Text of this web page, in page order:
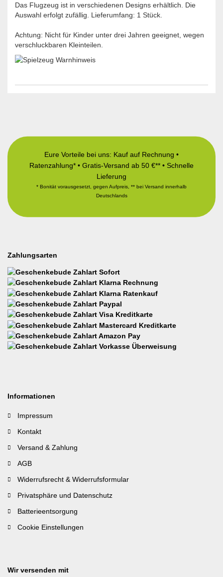
Das Flugzeug ist in verschiedenen Designs erhältlich. Die
Auswahl erfolgt zufällig. Lieferumfang: 1 Stück.
Achtung: Nicht für Kinder unter drei Jahren geeignet, wegen
verschluckbaren Kleinteilen.
Eure Vorteile bei uns: Kauf auf Rechnung •
Ratenzahlung* • Gratis-Versand ab 50 €** • Schnelle
Lieferung
* Bonität vorausgesetzt, gegen Aufpreis, ** bei Versand innerhalb
Deutschlands
Zahlungsarten
Informationen
Impressum
Kontakt
Versand & Zahlung
AGB
Widerrufsrecht & Widerrufsformular
Privatsphäre und Datenschutz
Batterieentsorgung
Cookie Einstellungen
Wir versenden mit